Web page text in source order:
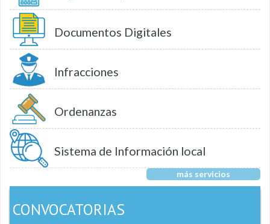
Documentos Digitales
Infracciones
Ordenanzas
Sistema de Información local
más servicios
CONVOCATORIAS